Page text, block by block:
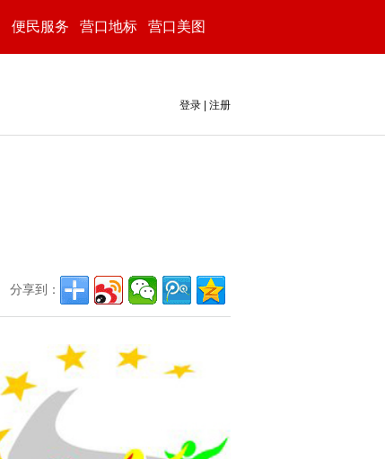
便民服务 营口地标 营口美图
登录 注册
分享到：